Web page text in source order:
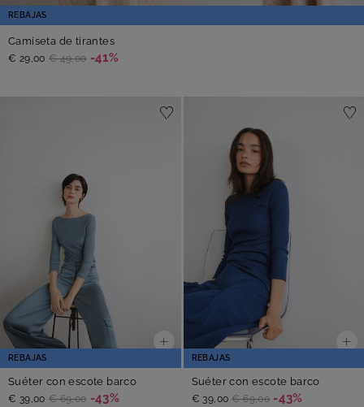
REBAJAS
Camiseta de tirantes
€ 29,00 € 49,00 -41%
REBAJAS
Suéter con escote barco
€ 39,00 € 69,00 -43%
REBAJAS
Suéter con escote barco
€ 39,00 € 69,00 -43%